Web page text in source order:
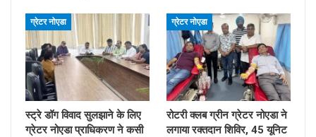
ग्रेटर नोएडा
स्ट्रे डॉग विवाद सुलझाने के लिए
ग्रेटर नोएडा प्राधिकरण ने कसी
ग्रेटर नोएडा
रोटरी क्लब ग्रीन ग्रेटर नोएडा ने
लगाया रक्तदान शिविर, 45 यूनिट